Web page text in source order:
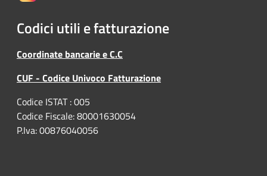
Codici utili e fatturazione
Coordinate bancarie e C.C
CUF - Codice Univoco Fatturazione
Codice ISTAT : 005
Codice Fiscale: 80001630054
P.Iva: 00876040056